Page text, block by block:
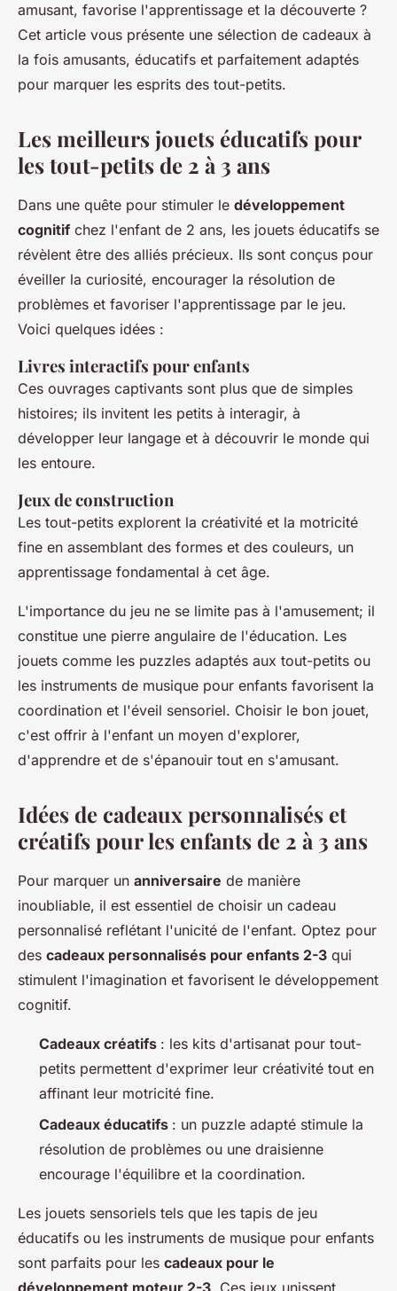
amusant, favorise l'apprentissage et la découverte ?
Cet article vous présente une sélection de cadeaux à
la fois amusants, éducatifs et parfaitement adaptés
pour marquer les esprits des tout-petits.
Les meilleurs jouets éducatifs pour
les tout-petits de 2 à 3 ans
Dans une quête pour stimuler le développement
cognitif chez l'enfant de 2 ans, les jouets éducatifs se
révèlent être des alliés précieux. Ils sont conçus pour
éveiller la curiosité, encourager la résolution de
problèmes et favoriser l'apprentissage par le jeu.
Voici quelques idées :
Livres interactifs pour enfants
Ces ouvrages captivants sont plus que de simples
histoires; ils invitent les petits à interagir, à
développer leur langage et à découvrir le monde qui
les entoure.
Jeux de construction
Les tout-petits explorent la créativité et la motricité
fine en assemblant des formes et des couleurs, un
apprentissage fondamental à cet âge.
L'importance du jeu ne se limite pas à l'amusement; il
constitue une pierre angulaire de l'éducation. Les
jouets comme les puzzles adaptés aux tout-petits ou
les instruments de musique pour enfants favorisent la
coordination et l'éveil sensoriel. Choisir le bon jouet,
c'est offrir à l'enfant un moyen d'explorer,
d'apprendre et de s'épanouir tout en s'amusant.
Idées de cadeaux personnalisés et
créatifs pour les enfants de 2 à 3 ans
Pour marquer un anniversaire de manière
inoubliable, il est essentiel de choisir un cadeau
personnalisé reflétant l'unicité de l'enfant. Optez pour
des cadeaux personnalisés pour enfants 2-3 qui
stimulent l'imagination et favorisent le développement
cognitif.
Cadeaux créatifs : les kits d'artisanat pour tout-
petits permettent d'exprimer leur créativité tout en
affinant leur motricité fine.
Cadeaux éducatifs : un puzzle adapté stimule la
résolution de problèmes ou une draisienne
encourage l'équilibre et la coordination.
Les jouets sensoriels tels que les tapis de jeu
éducatifs ou les instruments de musique pour enfants
sont parfaits pour les cadeaux pour le
développement moteur 2-3 . Ces jeux unissent